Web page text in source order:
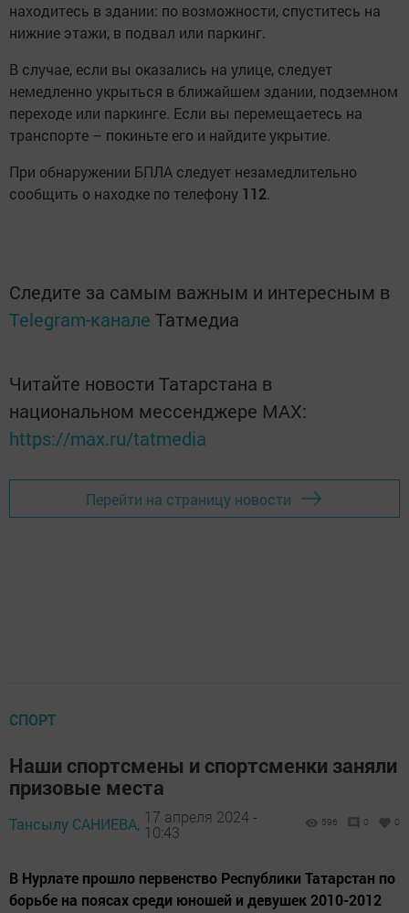
находитесь в здании: по возможности, спуститесь на
нижние этажи, в подвал или паркинг.
В случае, если вы оказались на улице, следует
немедленно укрыться в ближайшем здании, подземном
переходе или паркинге. Если вы перемещаетесь на
транспорте – покиньте его и найдите укрытие.
При обнаружении БПЛА следует незамедлительно
сообщить о находке по телефону 112.
Следите за самым важным и интересным в
Telegram-канале Татмедиа
Читайте новости Татарстана в
национальном мессенджере MАХ:
https://max.ru/tatmedia
Перейти на страницу новости
СПОРТ
Наши спортсмены и спортсменки заняли
призовые места
Тансылу САНИЕВА, 17 апреля 2024 -
10:43
596 0 0
В Нурлате прошло первенство Республики Татарстан по
борьбе на поясах среди юношей и девушек 2010-2012